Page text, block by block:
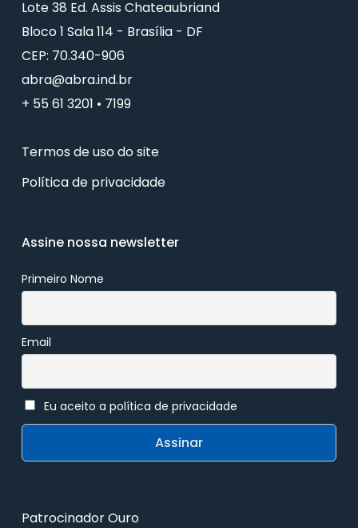
Lote 38 Ed. Assis Chateaubriand
Bloco 1 Sala 114 - Brasília - DF
CEP: 70.340-906
abra@abra.ind.br
+ 55 61 3201 • 7199
Termos de uso do site
Política de privacidade
Assine nossa newsletter
Primeiro Nome
Email
Eu aceito a política de privacidade
Patrocinador Ouro